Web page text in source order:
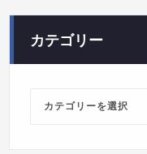
カテゴリー